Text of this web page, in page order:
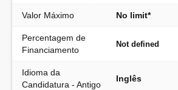
Valor Máximo No limit*
Percentagem de
Financiamento
Not defined
Idioma da
Candidatura - Antigo
Inglês